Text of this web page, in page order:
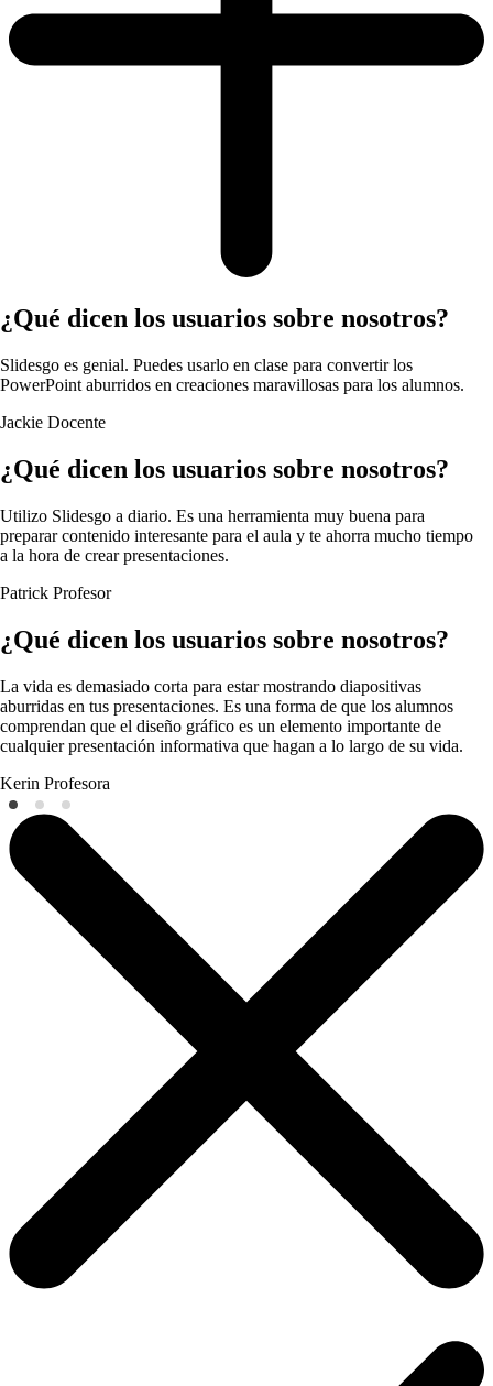
¿Qué dicen los usuarios sobre nosotros?
Slidesgo es genial. Puedes usarlo en clase para convertir los
PowerPoint aburridos en creaciones maravillosas para los alumnos.
Jackie Docente
¿Qué dicen los usuarios sobre nosotros?
Utilizo Slidesgo a diario. Es una herramienta muy buena para
preparar contenido interesante para el aula y te ahorra mucho tiempo
a la hora de crear presentaciones.
Patrick Profesor
¿Qué dicen los usuarios sobre nosotros?
La vida es demasiado corta para estar mostrando diapositivas
aburridas en tus presentaciones. Es una forma de que los alumnos
comprendan que el diseño gráfico es un elemento importante de
cualquier presentación informativa que hagan a lo largo de su vida.
Kerin Profesora